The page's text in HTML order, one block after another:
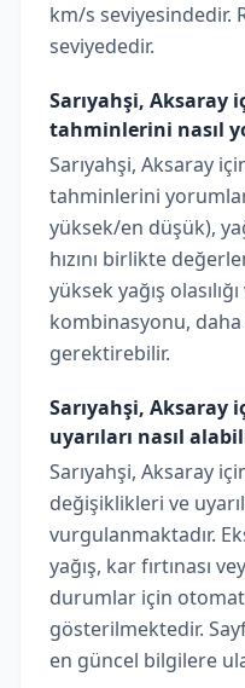
km/s seviyesindedir.
seviyededir.
Sarıyahşi, Aksaray
tahminlerini nasıl
Sarıyahşi, Aksaray
tahminlerini
yüksek/en düşük),
hızını birlikte
yüksek yağış
kombinasyonu, daha
gerektirebilir.
Sarıyahşi, Aksaray
uyarıları nasıl
Sarıyahşi, Aksaray
değişiklikleri ve
vurgulanmaktadır.
yağış, kar fırtınası
durumlar için
gösterilmektedir.
en güncel bilgilere